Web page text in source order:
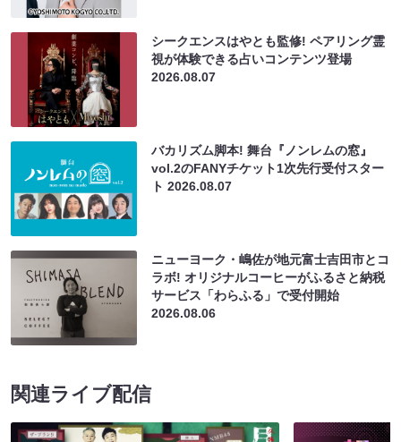
シークエンスはやとも監修! ペアリング霊
視が体験できる占いコンテンツ登場
2026.08.07
バカリズム脚本! 舞台『ノンレムの窓』
vol.2のFANYチケット1次先行受付スター
ト2026.08.07
ニューヨーク・嶋佐が地元富士吉田市とコ
ラボ! オリジナルコーヒーがふるさと納税
サービス「わらふる」で受付開始
2026.08.06
関連ライブ配信